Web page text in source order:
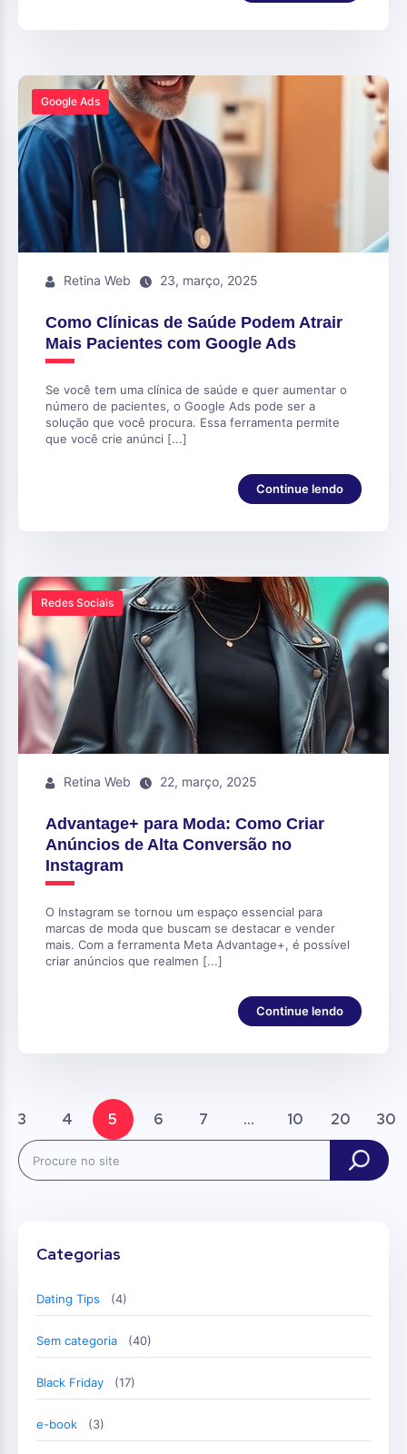
Google Ads
Retina Web 23, março, 2025
Como Clínicas de Saúde Podem Atrair
Mais Pacientes com Google Ads
Se você tem uma clínica de saúde e quer aumentar o
número de pacientes, o Google Ads pode ser a
solução que você procura. Essa ferramenta permite
que você crie anúnci [...]
Continue lendo
Redes Sociais
Retina Web 22, março, 2025
Advantage+ para Moda: Como Criar
Anúncios de Alta Conversão no
Instagram
O Instagram se tornou um espaço essencial para
marcas de moda que buscam se destacar e vender
mais. Com a ferramenta Meta Advantage+, é possível
criar anúncios que realmen [...]
Continue lendo
3 4 5 6 7 ... 10 20 30
Search
Categorias
Dating Tips (4)
Sem categoria (40)
Black Friday (17)
e-book (3)